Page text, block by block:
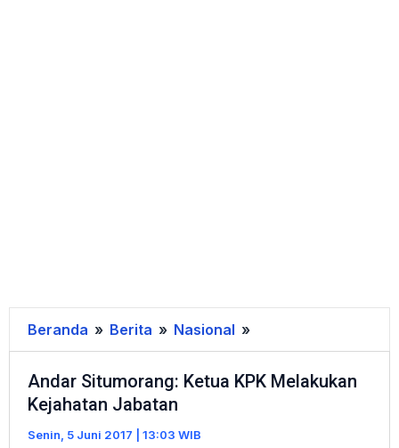
Beranda » Berita » Nasional »
Situmorang:
Ketua
Andar Situmorang: Ketua KPK Melakukan
Kejahatan Jabatan
Senin, 5 Juni 2017 | 13:03 WIB